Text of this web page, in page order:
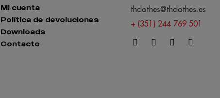
Mi cuenta
Política de devoluciones
Downloads
Contacto
thclothes@thclothes.es
+ (351) 244 769 501